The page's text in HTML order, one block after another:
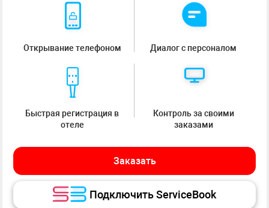
Открывание телефоном Диалог с персоналом
Быстрая регистрация в
отеле
Контроль за своими
заказами
Заказать
Подключить ServiceBook